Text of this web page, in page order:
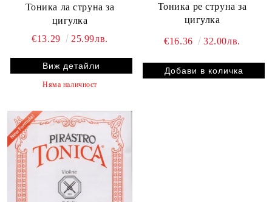
Тоника ла струна за
цигулка
€13.29
25.99лв.
Виж детайли
Няма наличност
Тоника ре струна за
цигулка
€16.36 32.00лв.